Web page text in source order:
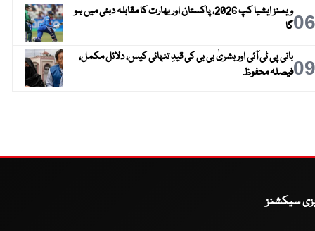
06
ویمنز ایشیا کپ 2026، پاکستان اور بھارت کا مقابلہ دبئی میں ہو
گا
09بانی پی ٹی آئی اور بشریٰ بی بی کی قیدِ تنہائی کیس، دلائل مکمل،
فیصلہ محفوظ
سیکشنز